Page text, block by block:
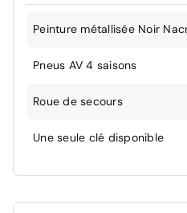
Peinture métallisée Noir
Pneus AV 4 saisons
Roue de secours
Une seule clé disponible